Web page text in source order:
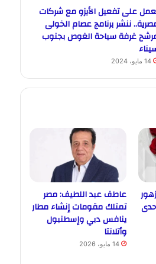
على تفعيل الأيزو مع شركات
ننشر برنامج عصام الخولى
غرفة سياحة الغوص بجنوب
14 مايو، 2024
إحدى
عاطف عبد اللطيف: مصر
تمتلك مقومات إنشاء مطار
ينافس دبي وإسطنبول
وأتلانتا
14 مايو، 2026